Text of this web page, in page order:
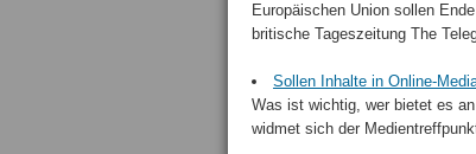
Europäischen Union sollen
britische Tageszeitung The
Sollen Inhalte in Online-
Was ist wichtig, wer bietet es
widmet sich der